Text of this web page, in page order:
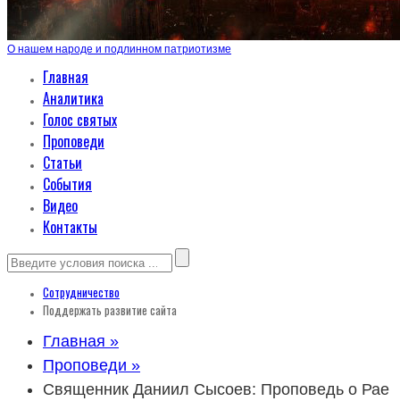
О нашем народе и подлинном патриотизме
Главная
Аналитика
Голос святых
Проповеди
Статьи
События
Видео
Контакты
Сотрудничество
Поддержать развитие сайта
Главная »
Проповеди »
Священник Даниил Сысоев: Проповедь о Рае